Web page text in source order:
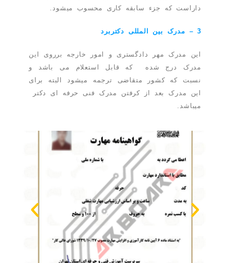
داراست که جزء سابقه کاری محسوب میشود.
3 – مدرک بین المللی دکتربرد
این مدرک مهر دادگستری و امور خارجه برروی این
مدرک درج شده که قابل استعلام می باشد و
نسبت که کشور متقاضی ترجمه میشود البته برای
این مدرک بعد از کرفتن مدرک فنی حرفه ای دکتر
میباشد.